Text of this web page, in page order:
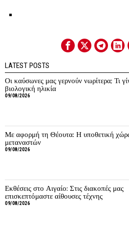
LATEST POSTS
Οι καύσωνες μας γερνούν νωρίτερα; Τι
βιολογική ηλικία
09/08/2026
Με αφορμή τη Θέουτα: Η υποθετική
μεταναστών
09/08/2026
Εκθέσεις στο Αιγαίο: Στις διακοπές μας
επισκεπτόμαστε αίθουσες τέχνης
09/08/2026